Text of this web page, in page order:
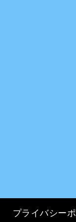
プライバシー